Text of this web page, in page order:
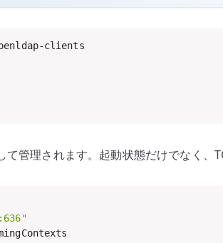
て管理されます。起動状態だけでなく、